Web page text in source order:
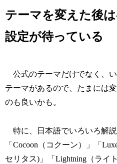
テーマを変えた後
設定が待っている
公式のテーマだけでなく、
テーマがあるので、たまには
のも良いかも。
特に、日本語でいろいろ解
「Cocoon（コクーン）」「
セリタス)」「Lightning（ライ